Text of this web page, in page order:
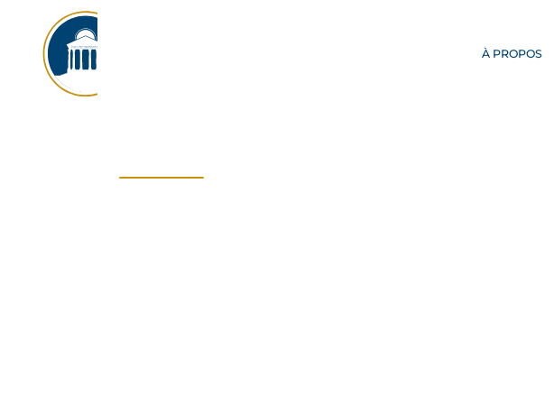
À PROPOS